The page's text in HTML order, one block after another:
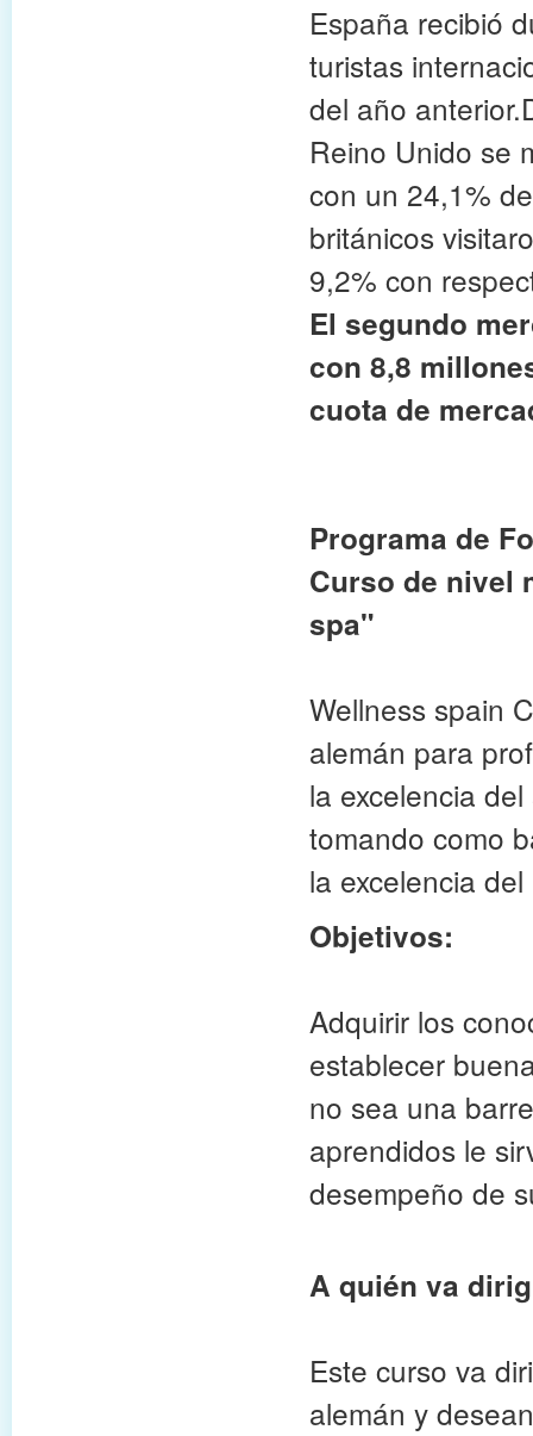
España recibió
turistas
del año
Reino Unido se
con un 24,1%
británicos
9,2% con
El segundo
con 8,8
cuota de
Programa de
Curso de nivel
spa"
Wellness spain
alemán para
la excelencia
tomando como
la excelencia
Objetivos:
Adquirir los
establecer
no sea una
aprendidos le
desempeño de
A quién va
Este curso va
alemán y